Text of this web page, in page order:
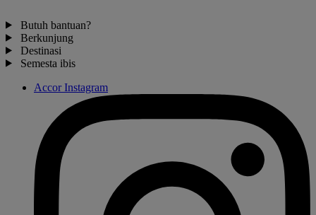
Butuh bantuan?
Berkunjung
Destinasi
Semesta ibis
Accor Instagram